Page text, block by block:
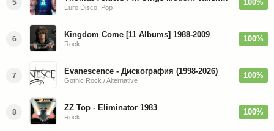
5
Euro Disco, Pop
100%
6 Kingdom Come [11 Albums] 1988-2009
Rock
100%
7 Evanescence - Дискография (1998-2026)
Gothic Rock / Alternative
100%
8 ZZ Top - Eliminator 1983
Rock
100%